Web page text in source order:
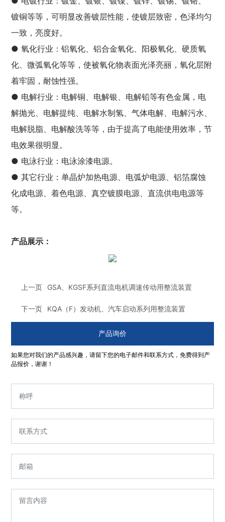
镀铜等等，可明显改善镀层性能，使镀层致密，色泽均匀
一致，亮度好。
● 氧化行业：铝氧化、铝合金氧化、阳极氧化、硬质氧
化、微弧氧化等等，使被氧化物表面光泽亮丽，氧化层附
着牢固，耐蚀性强。
● 电解行业：电解铜、电解银、电解铅等有色金属，电
解抛光、电解提纯、电解水制氢、气体电解、电解污水、
电解脱脂、电解酸洗等等，由于提高了电能使用效率，节
电效果很明显。
● 电泳行业：电泳涂漆电源。
● 其它行业：单晶炉加热电源、电弧炉电源、铝箔腐蚀
化成电源、着色电源、真空镀膜电源、直流供电电源等
等。
产品展示：
上一页 GSA、KGSF系列直流电机调速传动用整流装置
下一页 KQA（F）发动机、汽车启动系列用整流装置
产品询价
如果您对我们的产品感兴趣，请留下您的电子邮件和联系方式，免费得到产
品报价，谢谢！